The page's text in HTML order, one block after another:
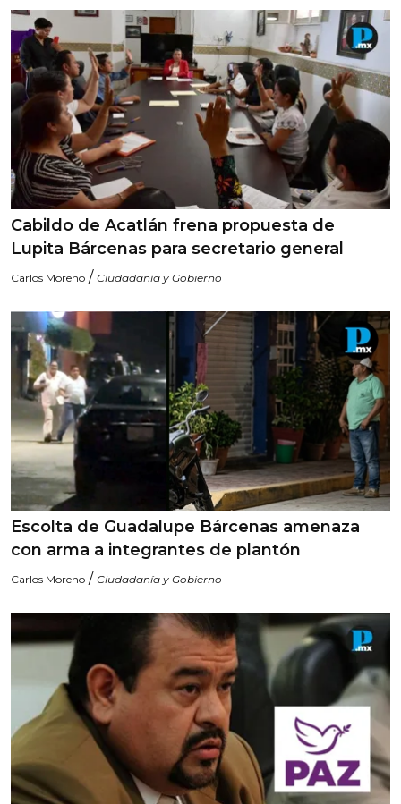
Cabildo de Acatlán frena propuesta de
Lupita Bárcenas para secretario general
Carlos Moreno / Ciudadanía y Gobierno
Escolta de Guadalupe Bárcenas amenaza
con arma a integrantes de plantón
Carlos Moreno / Ciudadanía y Gobierno